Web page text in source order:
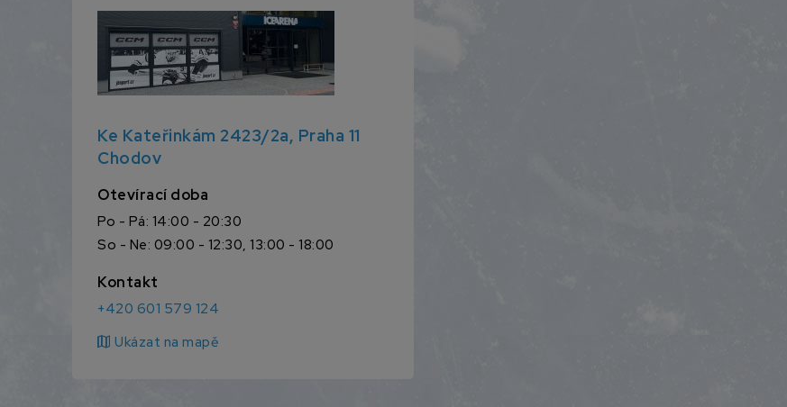
Ke Kateřinkám 2423/2a, Praha 11
Chodov
Otevírací doba
Po - Pá: 14:00 - 20:30
So - Ne: 09:00 - 12:30, 13:00 - 18:00
Kontakt
+420 601 579 124
map Ukázat na mapě